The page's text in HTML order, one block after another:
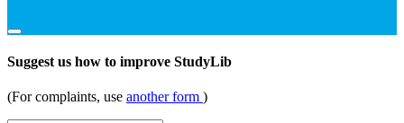
Suggest us how to improve StudyLib
(For complaints, use another form )